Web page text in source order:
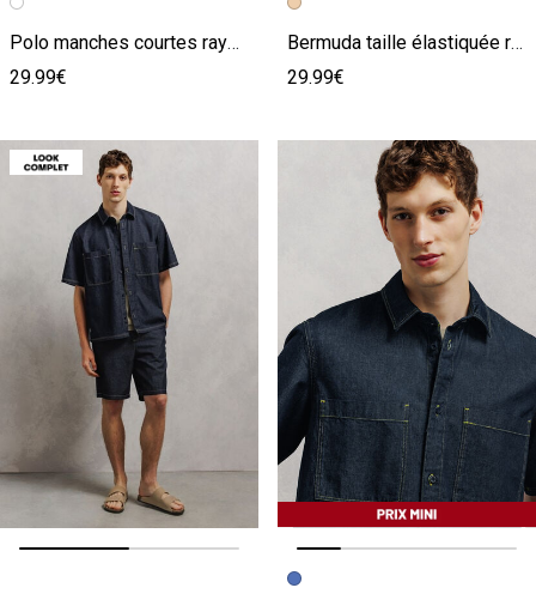
Polo manches courtes rayé texturé
29.99€
Bermuda taille élastiquée rayé
29.99€
Image précédente
Image suivante